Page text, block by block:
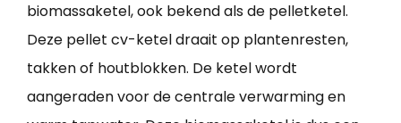
biomassaketel, ook bekend als de pelletketel.
Deze pellet cv-ketel draait op plantenresten,
takken of houtblokken. De ketel wordt
aangeraden voor de centrale verwarming en